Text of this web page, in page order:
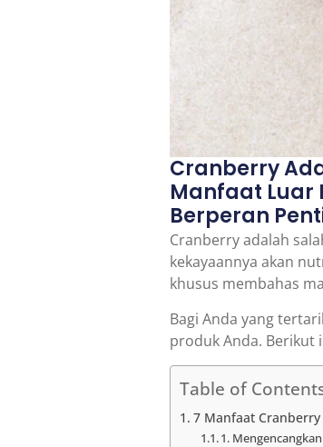
Cranberry
Manfaat Luar
Berperan
Cranberry adalah
kekayaannya akan
khusus membahas
Bagi Anda yang
produk Anda. Berikut
Table of
7 Manfaat
1.